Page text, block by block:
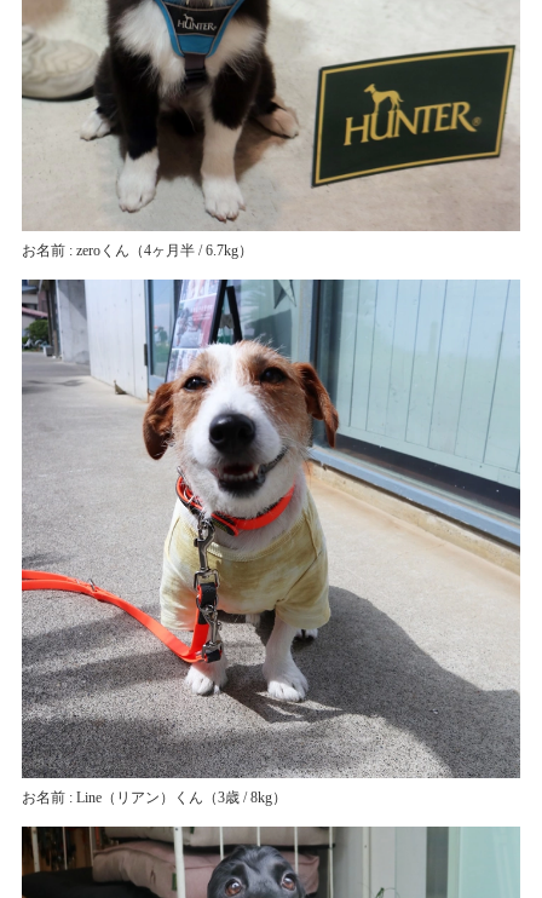
お名前 : zeroくん （4ヶ月半 / 6.7kg）
お名前 : Line（リアン）くん （3歳 / 8kg）